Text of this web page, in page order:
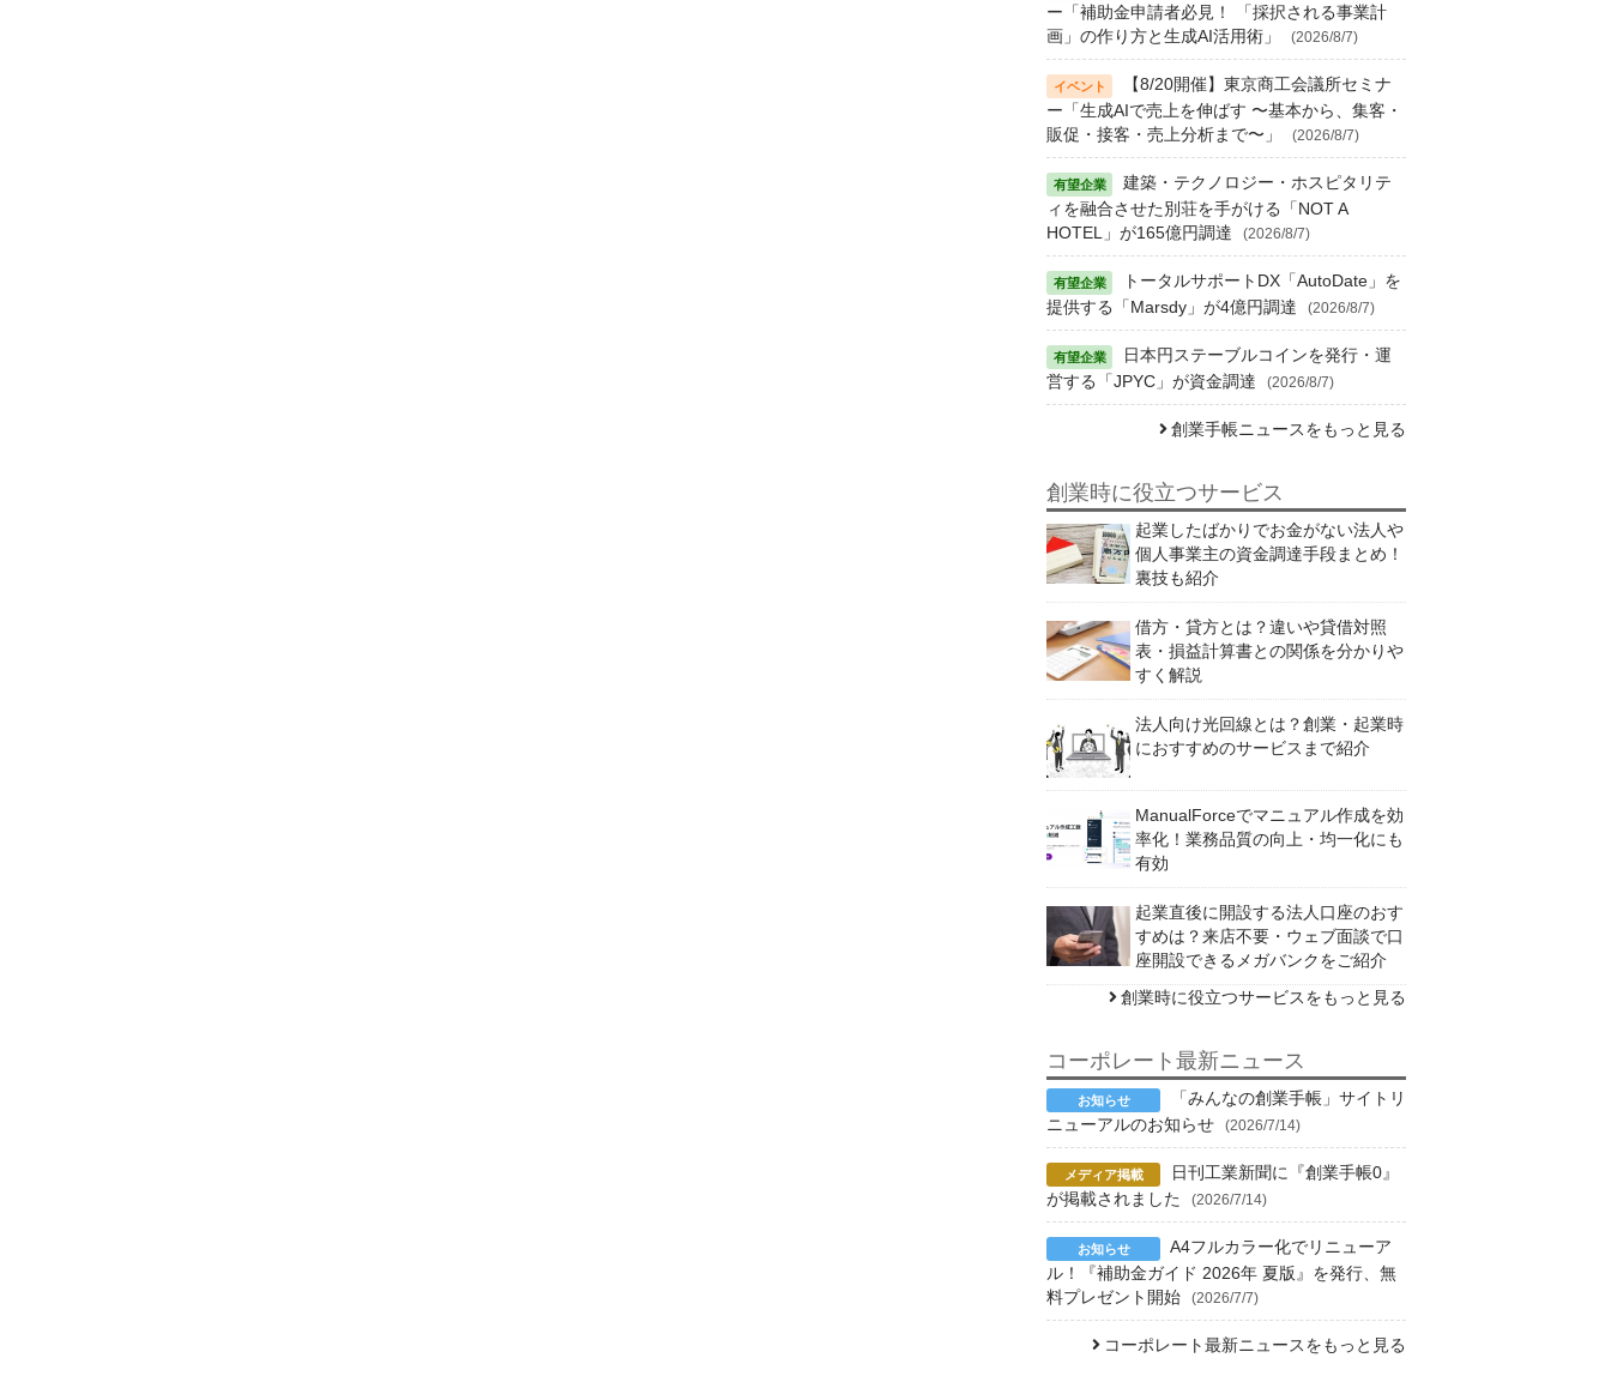
ー「補助金申請者必見！ 「採択される事業計
画」の作り方と生成AI活用術」
(2026/8/7)
【8/20開催】東京商工会議所セミナ
ー「生成AIで売上を伸ばす 〜基本から、集客・
販促・接客・売上分析まで〜」
(2026/8/7)
建築・テクノロジー・ホスピタリテ
ィを融合させた別荘を手がける「NOT A
HOTEL」が165億円調達
(2026/8/7)
トータルサポートDX「AutoDate」を
提供する「Marsdy」が4億円調達
(2026/8/7)
日本円ステーブルコインを発行・運
営する「JPYC」が資金調達
(2026/8/7)
創業手帳ニュースをもっと見る
創業時に役立つサービス
起業したばかりでお金がない法人や
個人事業主の資金調達手段まとめ！
裏技も紹介
借方・貸方とは？違いや貸借対照
表・損益計算書との関係を分かりや
すく解説
法人向け光回線とは？創業・起業時
におすすめのサービスまで紹介
ManualForceでマニュアル作成を効
率化！業務品質の向上・均一化にも
有効
起業直後に開設する法人口座のおす
すめは？来店不要・ウェブ面談で口
座開設できるメガバンクをご紹介
創業時に役立つサービスをもっと見る
コーポレート最新ニュース
「みんなの創業手帳」サイトリ
ニューアルのお知らせ
(2026/7/14)
日刊工業新聞に『創業手帳0』
が掲載されました
(2026/7/14)
A4フルカラー化でリニューア
ル！『補助金ガイド 2026年 夏版』を発行、無
料プレゼント開始
(2026/7/7)
コーポレート最新ニュースをもっと見る